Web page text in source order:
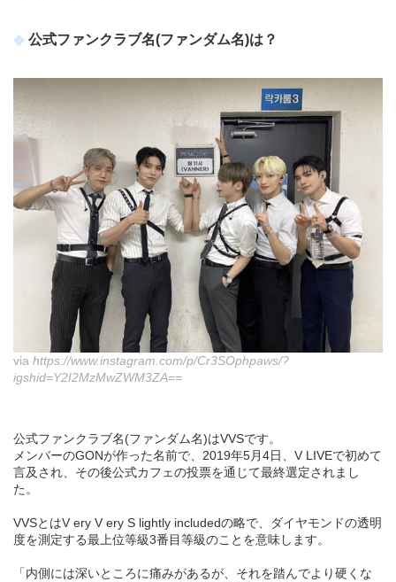
公式ファンクラブ名(ファンダム名)は？
via https://www.instagram.com/p/Cr3SOphpaws/?
igshid=Y2I2MzMwZWM3ZA==
公式ファンクラブ名(ファンダム名)はVVSです。
メンバーのGONが作った名前で、2019年5月4日、V LIVEで初めて
言及され、その後公式カフェの投票を通じて最終選定されまし
た。
VVSとはV ery V ery S lightly includedの略で、ダイヤモンドの透明
度を測定する最上位等級3番目等級のことを意味します。
「内側には深いところに痛みがあるが、それを踏んでより硬くな